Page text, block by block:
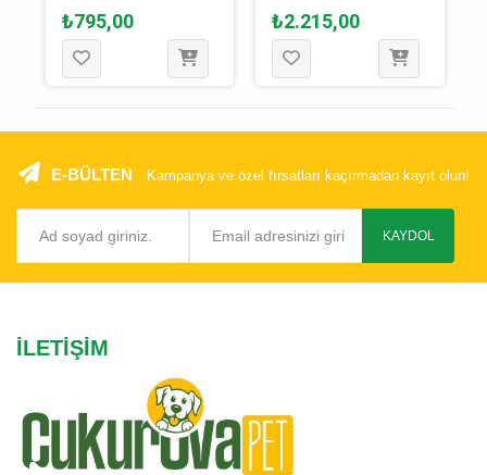
Kayışı Xs, Pudra
Pembesi, 1.2 M - 10
Mm
₺795,00
Gezdirme Kayışı L -
XL, Bordo - Petrol
Mavisi, 2 M x 18 Mm
₺2.215,00
E-BÜLTEN Kampanya ve özel fırsatları kaçırmadan kayıt olun!
KAYDOL
İLETIŞIM